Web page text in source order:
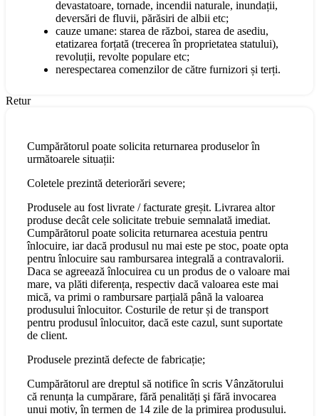
devastatoare, tornade, incendii naturale, inundații,
deversări de fluvii, părăsiri de albii etc;
cauze umane: starea de război, starea de asediu,
etatizarea forțată (trecerea în proprietatea statului),
revoluții, revolte populare etc;
nerespectarea comenzilor de către furnizori și terți.
Retur
Cumpărătorul poate solicita returnarea produselor în
următoarele situații:
Coletele prezintă deteriorări severe;
Produsele au fost livrate / facturate greșit. Livrarea altor
produse decât cele solicitate trebuie semnalată imediat.
Cumpărătorul poate solicita returnarea acestuia pentru
înlocuire, iar dacă produsul nu mai este pe stoc, poate opta
pentru înlocuire sau rambursarea integrală a contravalorii.
Daca se agreează înlocuirea cu un produs de o valoare mai
mare, va plăti diferența, respectiv dacă valoarea este mai
mică, va primi o rambursare parțială până la valoarea
produsului înlocuitor. Costurile de retur și de transport
pentru produsul înlocuitor, dacă este cazul, sunt suportate
de client.
Produsele prezintă defecte de fabricație;
Cumpărătorul are dreptul să notifice în scris Vânzătorului
că renunța la cumpărare, fără penalități şi fără invocarea
unui motiv, în termen de 14 zile de la primirea produsului.